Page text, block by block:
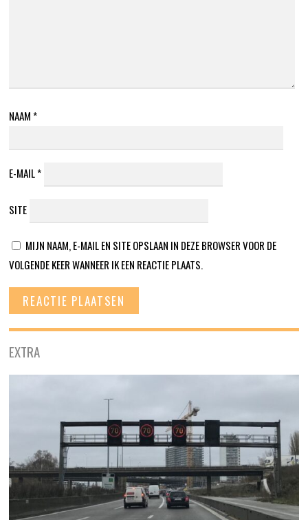
NAAM *
E-MAIL*
SITE
MIJN NAAM, E-MAIL EN SITE OPSLAAN IN DEZE BROWSER VOOR DE
VOLGENDE KEER WANNEER IK EEN REACTIE PLAATS.
EXTRA